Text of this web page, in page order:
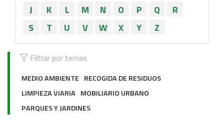
J
K L M N O P Q
R
S
T U V W X Y Z
Filtrar por temas
MEDIO AMBIENTE RECOGIDA DE RESIDUOS
LIMPIEZA VIARIA MOBILIARIO URBANO
PARQUES Y JARDINES